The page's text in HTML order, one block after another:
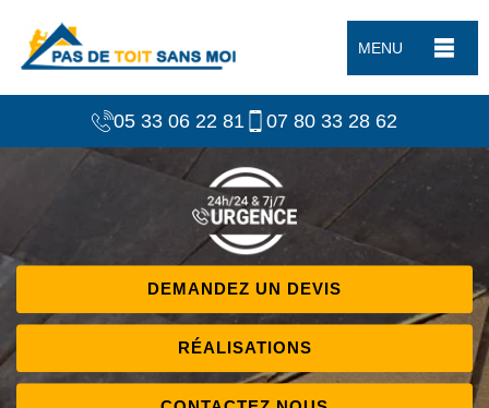
MENU
05 33 06 22 81 07 80 33 28 62
DEMANDEZ UN DEVIS
RÉALISATIONS